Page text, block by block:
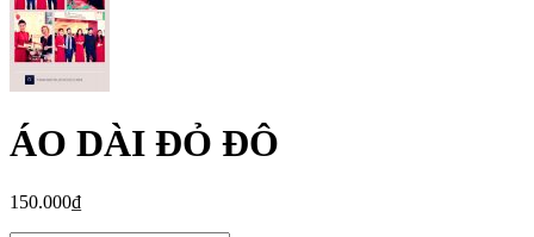
ÁO DÀI ĐỎ ĐÔ
150.000₫